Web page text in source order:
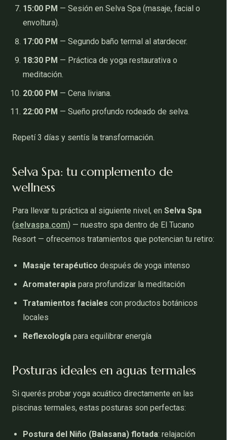
15:00 PM — Sesión en Selva Spa (masaje, facial o
envoltura).
17:00 PM — Segundo baño termal al atardecer.
18:30 PM — Práctica de yoga restaurativa o
meditación.
20:00 PM — Cena liviana.
22:00 PM — Sueño profundo rodeado de selva.
Repetí 3 días y sentís la transformación.
Selva Spa: tu complemento de
wellness
Para llevar tu práctica al siguiente nivel, en Selva Spa
(selvaspa.com) — nuestro spa dentro de El Tucano
Resort — ofrecemos tratamientos que potencian tu retiro:
Masaje terapéutico después de yoga intenso
Aromaterapiapara profundizar la meditación
Tratamientos faciales con productos botánicos
locales
Reflexología para equilibrar energía
Posturas ideales en aguas termales
Si querés probar yoga acuático directamente en las
piscinas termales, estas posturas son perfectas:
Postura del Niño (Balasana) flotada: relajación